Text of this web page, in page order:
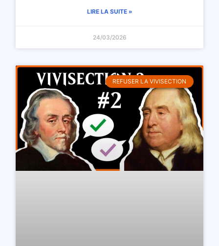
LIRE LA SUITE »
24/03/2026
REFUSER LA VIVISECTION